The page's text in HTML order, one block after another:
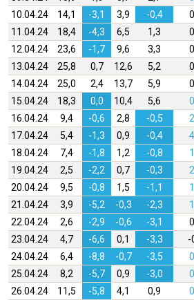
10.04.24
14,1 -3,1 3,9 -0,4
11.04.24
18,4 -4,3 6,5 1,3
12.04.24
23,6 -1,7 9,6 3,3
13.04.24
25,8 0,7 12,6 5,2
14.04.24
25,0 2,4 13,7 5,9
15.04.24
18,3 0,0 10,4 5,6
16.04.24
9,4 -0,6 2,8 -0,5
17.04.24
5,4 -1,3 0,9 -0,4
18.04.24
7,4 -1,8 1,2 -0,8
19.04.24
2,5 -2,2 0,7 -0,3
20.04.24
9,5 -0,8 1,5 -1,1
21.04.24
3,9 -5,2 -0,3 -2,3
22.04.24
2,6 -2,9 -0,6 -3,1
23.04.24
4,7 -6,6 0,1 -3,3 -
24.04.24
6,4 -8,8 -0,7 -3,5
25.04.24
8,2 -5,7 0,9 -3,0
26.04.24
11,5 -5,8 4,1 0,9